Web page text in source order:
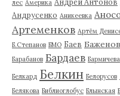
лес Америка Андрей Антонов
Андрусенко Аникеевка
Артеменков Артём
Б.Степанов БМО Баев Баженов
Барабанов Бардаев Бармичева
Белкард Белкин Белорусов
Белякова Библиоглобус Блынская